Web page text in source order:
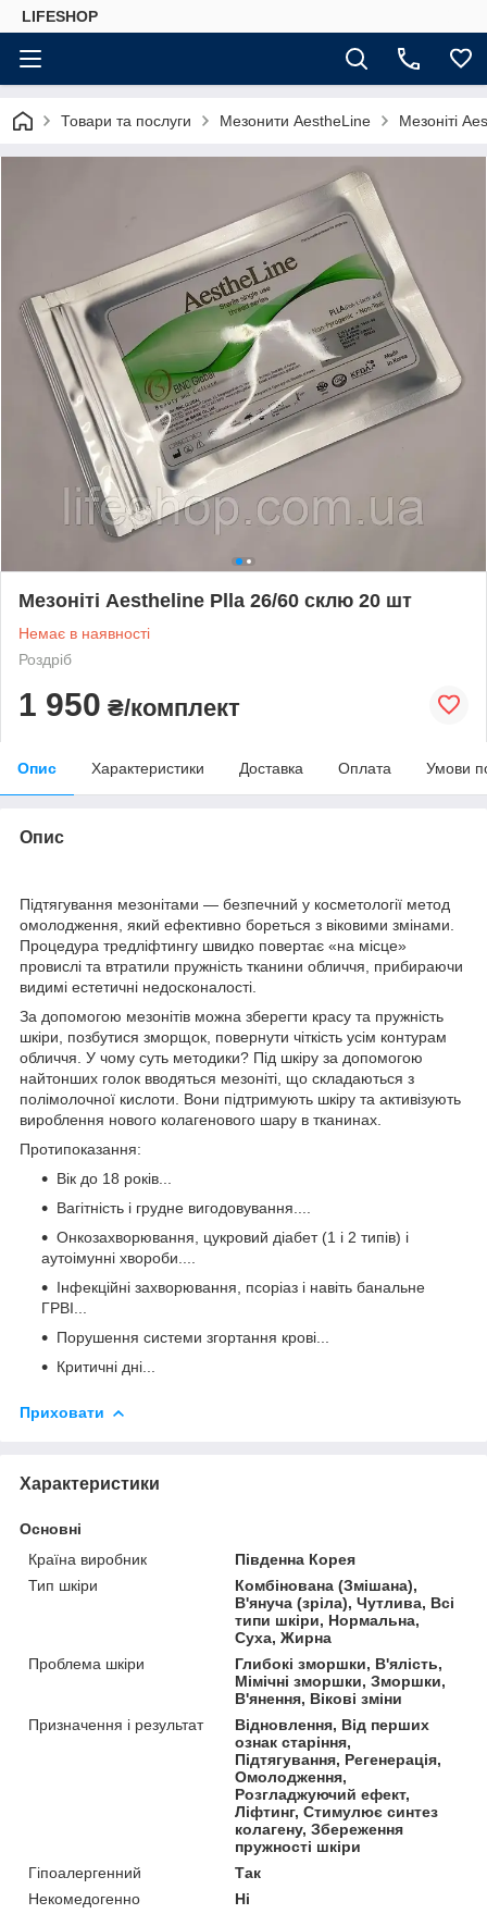
LIFESHOP
Товари та послуги Мезонити AestheLine Мезоніті
Мезоніті Aestheline Plla 26/60 склю 20 шт
Немає в наявності
Роздріб
1 950 ₴/комплект
Опис Характеристики Доставка Оплата Умови
Опис
Підтягування мезонітами — безпечний у косметології метод
омолодження, який ефективно бореться з віковими змінами.
Процедура тредліфтингу швидко повертає «на місце»
провислі та втратили пружність тканини обличчя, прибираючи
видимі естетичні недосконалості.
За допомогою мезонітів можна зберегти красу та пружність
шкіри, позбутися зморщок, повернути чіткість усім контурам
обличчя. У чому суть методики? Під шкіру за допомогою
найтонших голок вводяться мезоніті, що складаються з
полімолочної кислоти. Вони підтримують шкіру та активізують
вироблення нового колагенового шару в тканинах.
Протипоказання:
Вік до 18 років...
Вагітність і грудне вигодовування....
Онкозахворювання, цукровий діабет (1 і 2 типів) і
аутоімунні хвороби....
Інфекційні захворювання, псоріаз і навіть банальне
ГРВІ...
Порушення системи згортання крові...
Критичні дні...
Приховати
Характеристики
Основні
Країна виробник
Південна Корея
Тип шкіри
Комбінована (Змішана),
В'януча (зріла), Чутлива, Всі
типи шкіри, Нормальна,
Суха, Жирна
Проблема шкіри
Глибокі зморшки, В'ялість,
Мімічні зморшки, Зморшки,
В'янення, Вікові зміни
Призначення і результат
Відновлення, Від перших
ознак старіння,
Підтягування, Регенерація,
Омолодження,
Розгладжуючий ефект,
Ліфтинг, Стимулює синтез
колагену, Збереження
пружності шкіри
Гіпоалергенний
Так
Некомедогенно
Ні